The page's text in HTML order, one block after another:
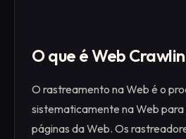
O que é Web
O rastreamento na Web é o
sistematicamente na Web
páginas da Web. Os